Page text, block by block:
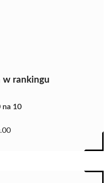
w rankingu
na 10